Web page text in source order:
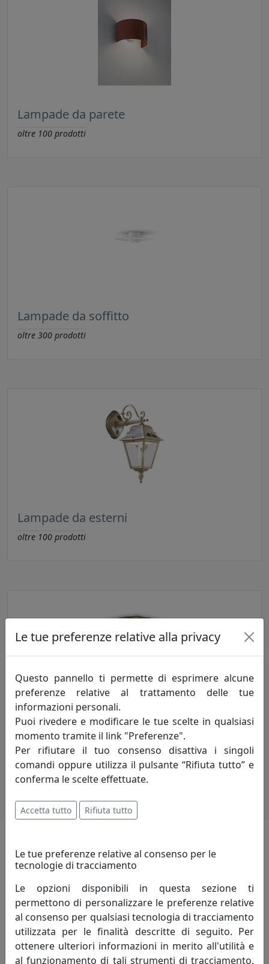
Lampade da parete
oltre 100 prodotti
Lampade da soffitto
oltre 300 prodotti
Lampade da esterni
oltre 100 prodotti
Faretti a incasso da soffitto
oltre100prodotti
i più visitati
scopri iprodottiche hanno riscosso
maggior interesse
sconto
Le tue preferenze relative alla privacy
Questo pannello ti permette di esprimere alcune
preferenze relative al trattamento delle tue
informazioni personali.
Puoi rivedere e modificare le tue scelte in qualsiasi
momento tramite il link "Preferenze".
Per rifiutare il tuo consenso disattiva i singoli
comandi oppure utilizza il pulsante “Rifiuta tutto” e
conferma le scelte effettuate.
Accetta tutto Rifiuta tutto
Le tue preferenze relative al consenso per le
tecnologie di tracciamento
Le opzioni disponibili in questa sezione ti
permettono di personalizzare le preferenze relative
al consenso per qualsiasi tecnologia di tracciamento
utilizzata per le finalità descritte di seguito. Per
ottenere ulteriori informazioni in merito all'utilità e
al funzionamento di tali strumenti di tracciamento,